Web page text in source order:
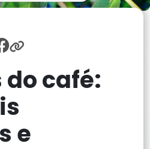
do café:
e